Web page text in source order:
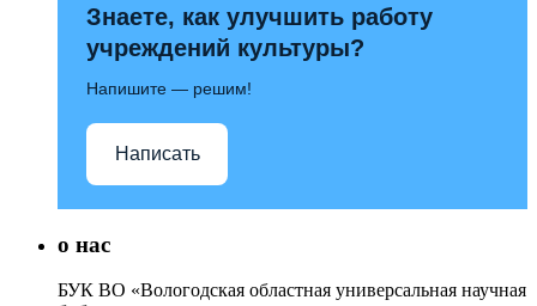
Знаете, как улучшить работу
учреждений культуры?
Напишите — решим!
Написать
о нас
БУК ВО «Вологодская областная универсальная научная